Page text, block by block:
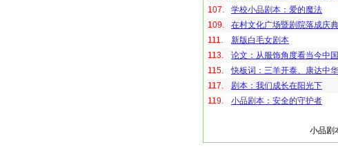
107.
学校小品剧本：爱的魔法
109.
在村文化广场暨剧院落成庆
111.
新版白毛女剧本
113.
论文：从服饰角度看当今中
115.
快板词：三羊开泰、康达中华
117.
剧本：我们成长在阳光下
119.
小品剧本：安全的守护者
小品剧